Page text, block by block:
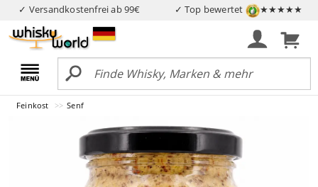
✓ Versandkostenfrei ab 99€ ✓ Top bewertet ★★★★★
Feinkost Senf